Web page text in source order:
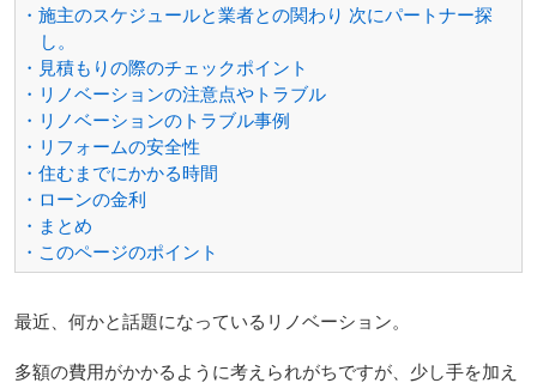
・施主のスケジュールと業者との関わり 次にパートナー探
し。
・見積もりの際のチェックポイント
・リノベーションの注意点やトラブル
・リノベーションのトラブル事例
・リフォームの安全性
・住むまでにかかる時間
・ローンの金利
・まとめ
・このページのポイント
最近、何かと話題になっているリノベーション。
多額の費用がかかるように考えられがちですが、少し手を加え